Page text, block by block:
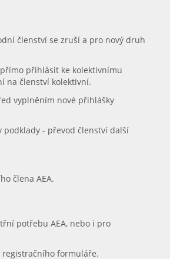
členství se zruší a pro nový druh
přihlásit ke kolektivnímu
na členství kolektivní.
vyplněním nové přihlášky
podklady - převod členství další
člena AEA.
potřebu AEA, nebo i pro
formuláře.